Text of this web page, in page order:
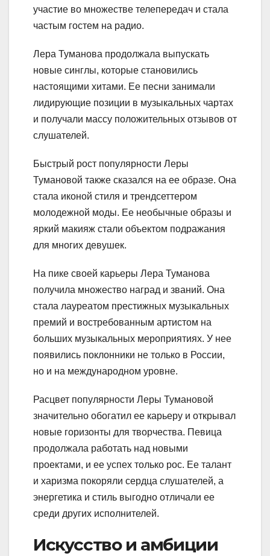
участие во множестве телепередач и стала
частым гостем на радио.
Лера Туманова продолжала выпускать
новые синглы, которые становились
настоящими хитами. Ее песни занимали
лидирующие позиции в музыкальных чартах
и получали массу положительных отзывов от
слушателей.
Быстрый рост популярности Леры
Тумановой также сказался на ее образе. Она
стала иконой стиля и трендсеттером
молодежной моды. Ее необычные образы и
яркий макияж стали объектом подражания
для многих девушек.
На пике своей карьеры Лера Туманова
получила множество наград и званий. Она
стала лауреатом престижных музыкальных
премий и востребованным артистом на
больших музыкальных мероприятиях. У нее
появились поклонники не только в России,
но и на международном уровне.
Расцвет популярности Леры Тумановой
значительно обогатил ее карьеру и открывал
новые горизонты для творчества. Певица
продолжала работать над новыми
проектами, и ее успех только рос. Ее талант
и харизма покоряли сердца слушателей, а
энергетика и стиль выгодно отличали ее
среди других исполнителей.
Искусство и амбиции